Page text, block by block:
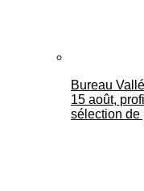
Bureau
15 août,
sélection de